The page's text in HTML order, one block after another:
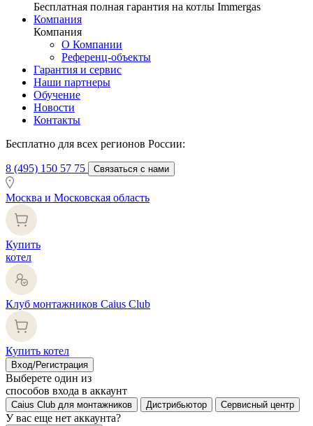
Бесплатная полная гарантия на котлы Immergas
Компания
Компания
О Компании
Референц-объекты
Гарантия и сервис
Наши партнеры
Обучение
Новости
Контакты
Бесплатно для всех регионов России:
8 (495) 150 57 75 Связаться с нами
Москва и Московская область
Купить
котел
Клуб монтажников Caius Club
Купить котел
Вход/Регистрация
Выберете один из
способов входа в аккаунт
Caius Club для монтажников Дистрибьютор Сервисный центр
У вас еще нет аккаунта?